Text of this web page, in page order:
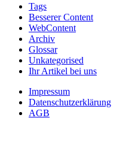
Tags
Besserer Content
WebContent
Archiv
Glossar
Unkategorised
Ihr Artikel bei uns
Impressum
Datenschutzerklärung
AGB